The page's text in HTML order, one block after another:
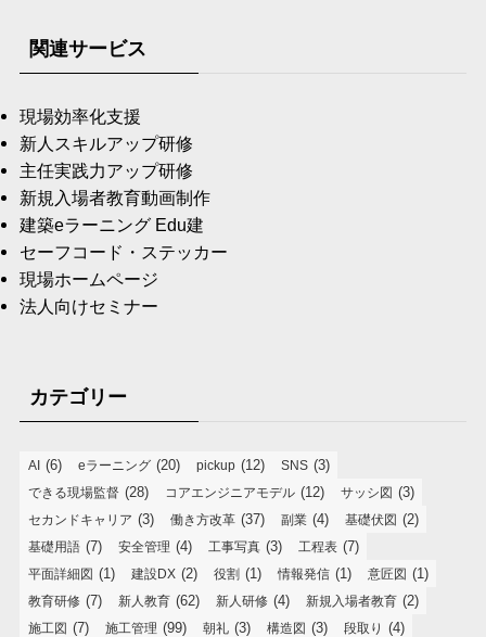
関連サービス
現場効率化支援
新人スキルアップ研修
主任実践力アップ研修
新規入場者教育動画制作
建築eラーニング Edu建
セーフコード・ステッカー
現場ホームページ
法人向けセミナー
カテゴリー
AI (6) eラーニング (20) pickup (12) SNS (3)
できる現場監督 (28) コアエンジニアモデル (12) サッシ図 (3)
セカンドキャリア (3) 働き方改革 (37) 副業 (4) 基礎伏図 (2)
基礎用語 (7) 安全管理 (4) 工事写真 (3) 工程表 (7)
平面詳細図 (1) 建設DX (2) 役割 (1) 情報発信 (1) 意匠図 (1)
教育研修 (7) 新人教育 (62) 新人研修 (4) 新規入場者教育 (2)
施工図 (7) 施工管理 (99) 朝礼 (3) 構造図 (3) 段取り (4)